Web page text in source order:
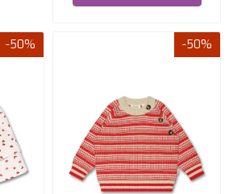
-50% -50%